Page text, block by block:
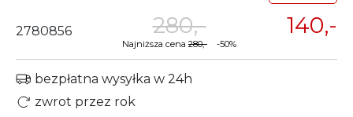
2780856 140,-
280,-
Najniższa cena 280,- -50%
bezpłatna wysyłka w 24h
zwrot przez rok